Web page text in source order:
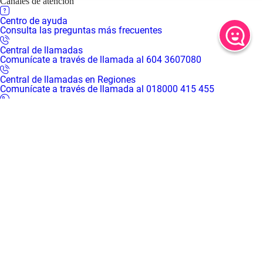
Centro de ayuda
Consulta las preguntas más frecuentes
Central de llamadas
Comunícate a través de llamada al 604 3607080
Central de llamadas en Regiones
Comunícate a través de llamada al 018000 415 455